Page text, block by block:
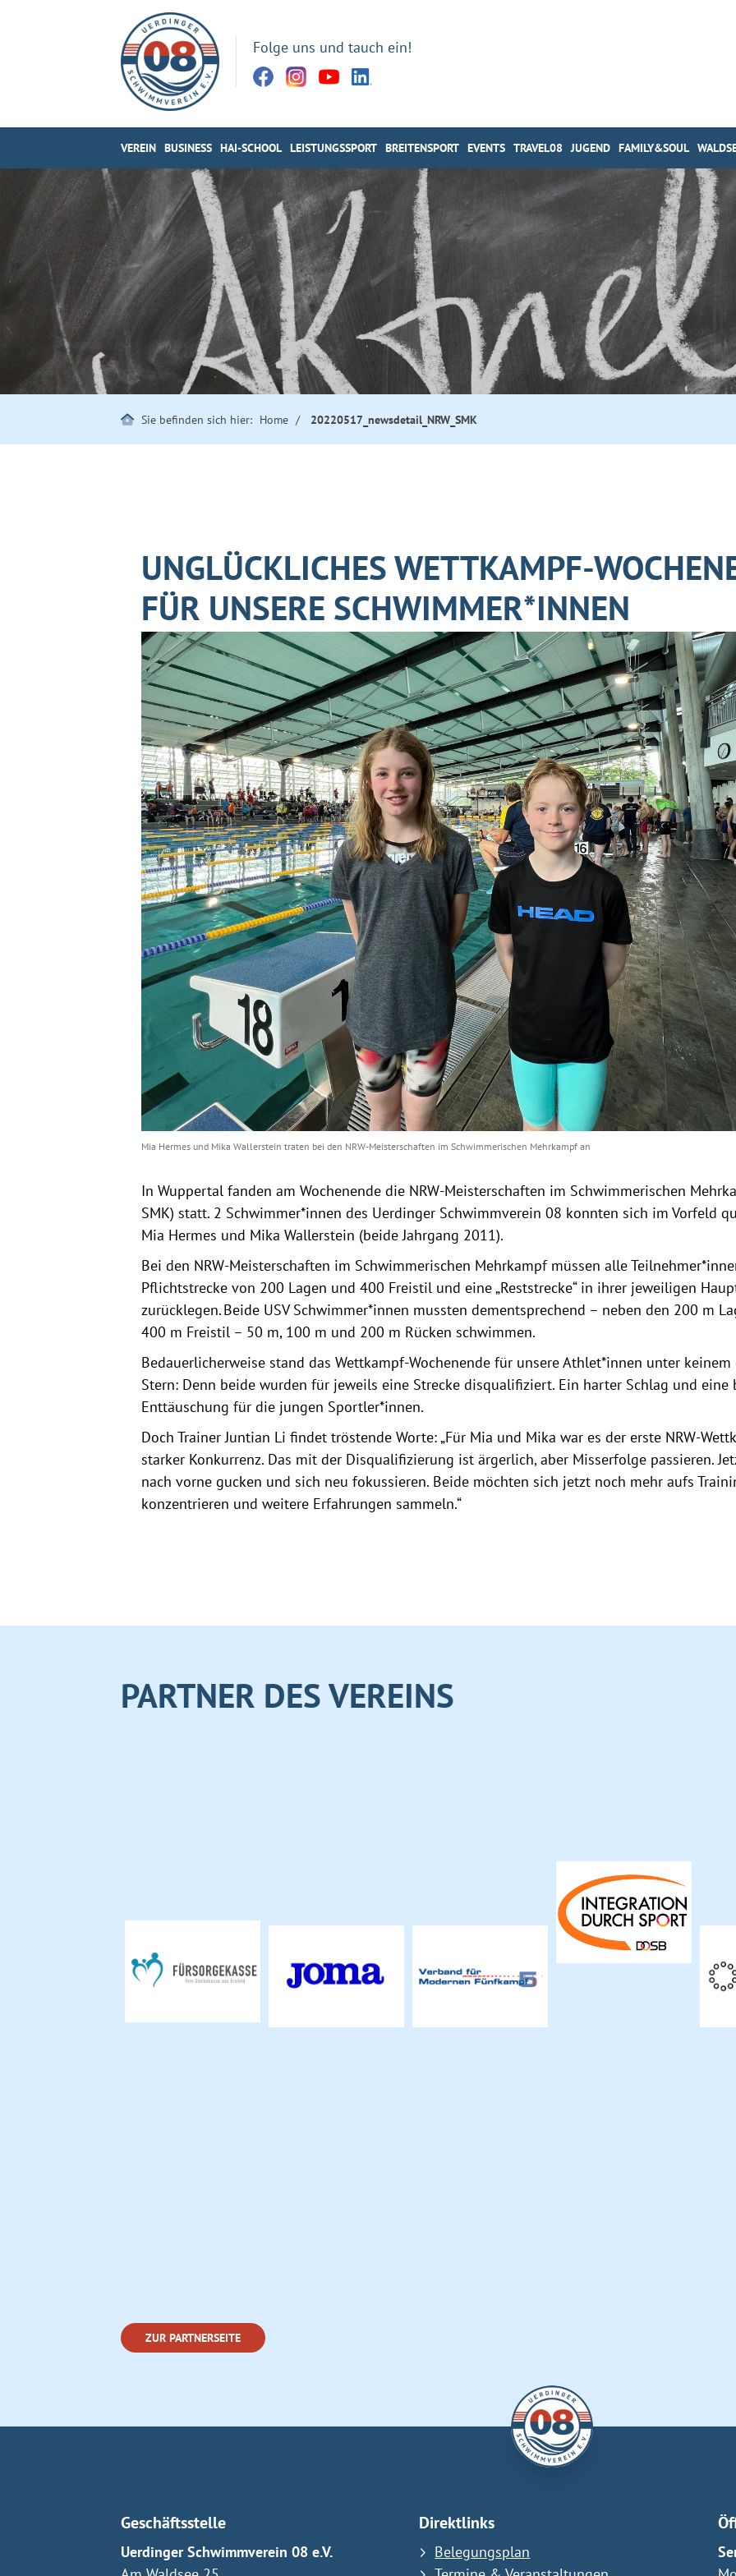
Folge uns und tauch ein!
VEREIN BUSINESS HAI-SCHOOL LEISTUNGSSPORT BREITENSPORT EVENTS TRAVEL08 JUGEND FAMILY&SOUL
Sie befinden sich hier: Home 20220517_newsdetail_NRW_SMK
UNGLÜCKLICHES WETTKAMPF-
FÜR UNSERE SCHWIMMER*INNEN
Mia Hermes und Mika Wallerstein traten bei den NRW-Meisterschaften im Schwimmerischen Mehrkampf an
In Wuppertal fanden am Wochenende die NRW-Meisterschaften im Schwimmerischen
SMK) statt. 2 Schwimmer*innen des Uerdinger Schwimmverein 08 konnten sich im Vorfeld
Mia Hermes und Mika Wallerstein (beide Jahrgang 2011).
Bei den NRW-Meisterschaften im Schwimmerischen Mehrkampf müssen alle
Pflichtstrecke von 200 Lagen und 400 Freistil und eine „Reststrecke“ in ihrer jeweiligen
zurücklegen. Beide USV Schwimmer*innen mussten dementsprechend – neben den 200 m
400 m Freistil – 50 m, 100 m und 200 m Rücken schwimmen.
Bedauerlicherweise stand das Wettkampf-Wochenende für unsere Athlet*innen unter
Stern: Denn beide wurden für jeweils eine Strecke disqualifiziert. Ein harter Schlag und eine
Enttäuschung für die jungen Sportler*innen.
Doch Trainer Juntian Li findet tröstende Worte: „Für Mia und Mika war es der erste NRW-
starker Konkurrenz. Das mit der Disqualifizierung ist ärgerlich, aber Misserfolge passieren.
nach vorne gucken und sich neu fokussieren. Beide möchten sich jetzt noch mehr aufs
konzentrieren und weitere Erfahrungen sammeln.“
PARTNER DES VEREINS
ZUR PARTNERSEITE
Geschäftsstelle
Uerdinger Schwimmverein 08 e.V.
Direktlinks
Belegungsplan